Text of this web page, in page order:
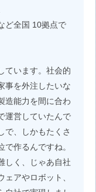
ど全国 10拠点で
ています。社会的
事を外注したいな
造能力を間に合わ
運営していたんで
で、しかもたくさ
作るんですね。
しく、じゃあ自社
アやロボット、